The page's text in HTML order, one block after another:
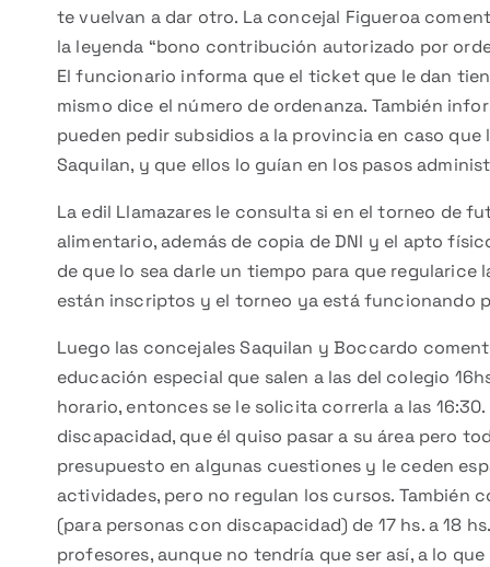
te vuelvan a dar otro. La concejal Figueroa
la leyenda “bono contribución autorizado por
El funcionario informa que el ticket que le dan
mismo dice el número de ordenanza. También
pueden pedir subsidios a la provincia en caso
Saquilan, y que ellos lo guían en los pasos
La edil Llamazares le consulta si en el torneo de
alimentario, además de copia de DNI y el apto
de que lo sea darle un tiempo para que
están inscriptos y el torneo ya está funcionando
Luego las concejales Saquilan y Boccardo
educación especial que salen a las del colegio
horario, entonces se le solicita correrla a las
discapacidad, que él quiso pasar a su área pero
presupuesto en algunas cuestiones y le ceden
actividades, pero no regulan los cursos. También
(para personas con discapacidad) de 17 hs. a 18
profesores, aunque no tendría que ser así, a lo